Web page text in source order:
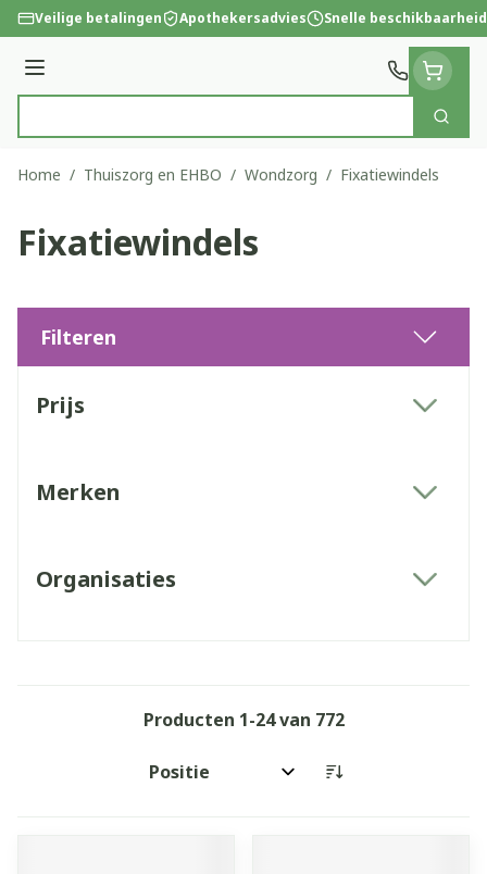
Ga naar de inhoud
Veilige betalingen Apothekersadvies Snelle beschikbaarheid
Menu
Zoek
Home / Thuiszorg en EHBO / Wondzorg / Fixatiewindels
Fixatiewindels
Filteren
Prijs
Merken
Organisaties
Producten 1-24van 772
Sorteer op: